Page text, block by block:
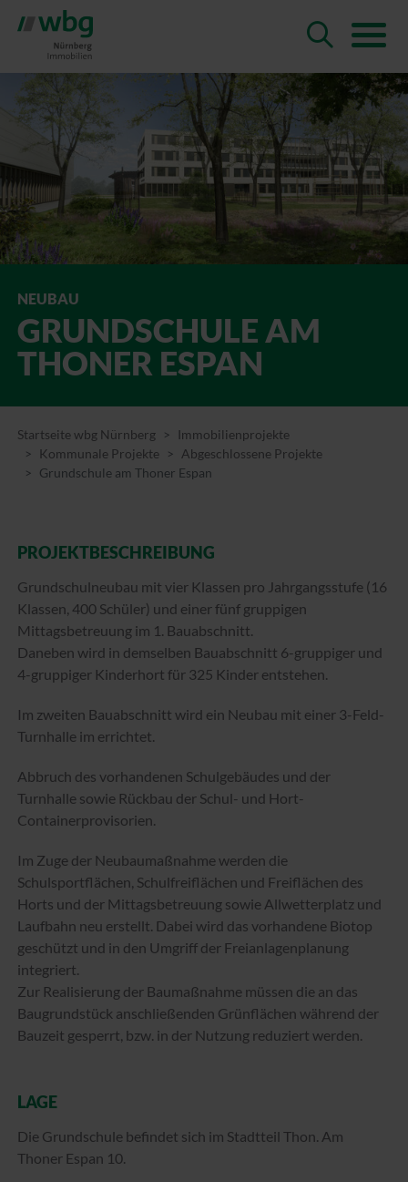
Startseite wbg Nürnberg
Immobilienprojekte
Kommunale Projekte
Abgeschlossene Projekte
Grundschule am Thoner Espan
NEUBAU
GRUND­SCHULE AM
THONER ESPAN
PROJEKTBESCHREIBUNG
Grundschulneubau mit vier Klassen pro Jahrgangsstufe (16
Klassen, 400 Schüler) und einer fünf gruppigen
Mittagsbetreuung im 1. Bauabschnitt.
Daneben wird in demselben Bauabschnitt 6-gruppiger und
4-gruppiger Kinderhort für 325 Kinder entstehen.
Im zweiten Bauabschnitt wird ein Neubau mit einer 3-Feld-
Turnhalle im errichtet.
Abbruch des vorhandenen Schulgebäudes und der
Turnhalle sowie Rückbau der Schul- und Hort-
Containerprovisorien.
Im Zuge der Neubaumaßnahme werden die
Schulsportflächen, Schulfreiflächen und Freiflächen des
Horts und der Mittagsbetreuung sowie Allwetterplatz und
Laufbahn neu erstellt. Dabei wird das vorhandene Biotop
geschützt und in den Umgriff der Freianlagenplanung
integriert.
Zur Realisierung der Baumaßnahme müssen die an das
Baugrundstück anschließenden Grünflächen während der
Bauzeit gesperrt, bzw. in der Nutzung reduziert werden.
LAGE
Die Grundschule befindet sich im Stadtteil Thon. Am
Thoner Espan 10.